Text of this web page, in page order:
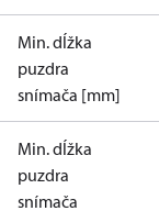
Min. dĺžka
puzdra
snímača [mm]
Min. dĺžka
puzdra
snímača